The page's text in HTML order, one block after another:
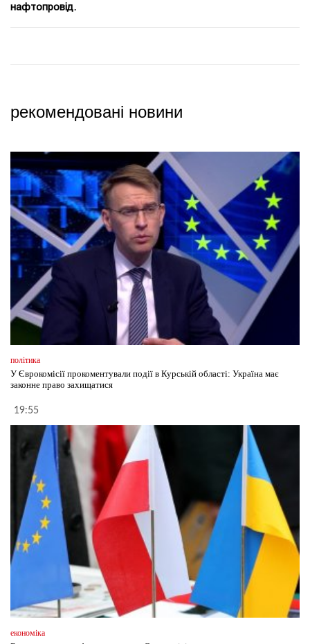
нафтопровід.
рекомендовані новини
політика
У Єврокомісії прокоментували події в Курській області: Україна має
законне право захищатися
19:55
економіка